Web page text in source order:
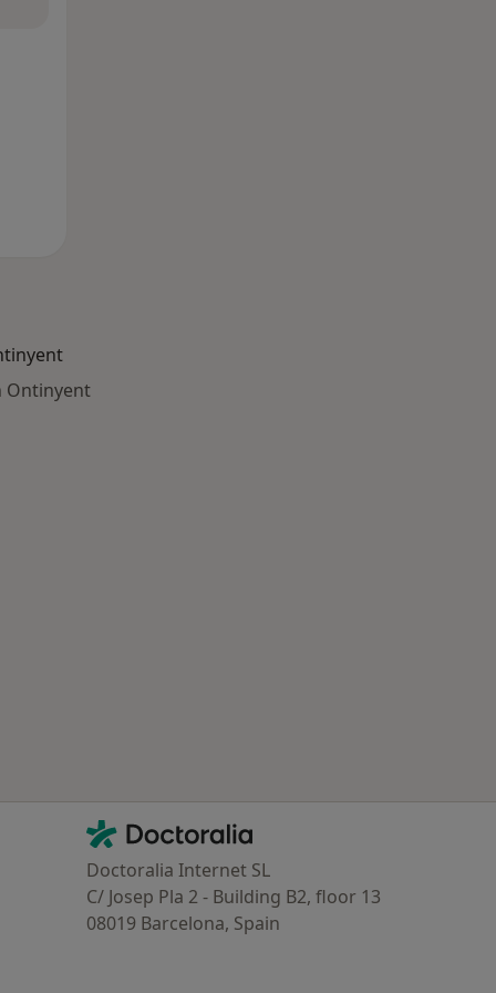
Ontinyent
Contacto
Doctoralia - Página de inicio
Doctoralia Internet SL
C/ Josep Pla 2 - Building B2, floor 13
08019 Barcelona, Spain